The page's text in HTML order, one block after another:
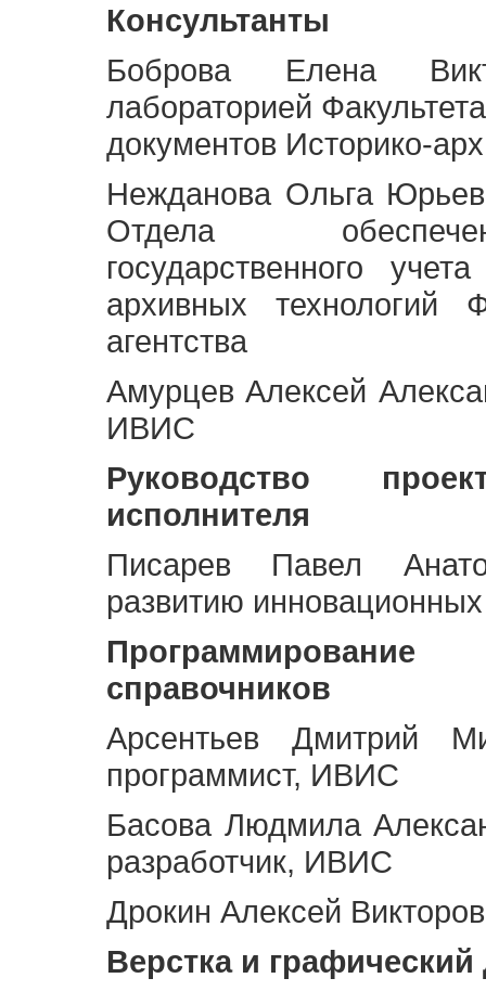
Консультанты
Боброва Елена
лабораторией
документов Историко-
Нежданова Ольга
Отдела
государственного
архивных технологий
агентства
Амурцев Алексей
ИВИС
Руководство
исполнителя
Писарев Павел
развитию
Программирование
справочников
Арсентьев Дмитрий
программист, ИВИС
Басова Людмила
разработчик, ИВИС
Дрокин Алексей
Верстка и графический